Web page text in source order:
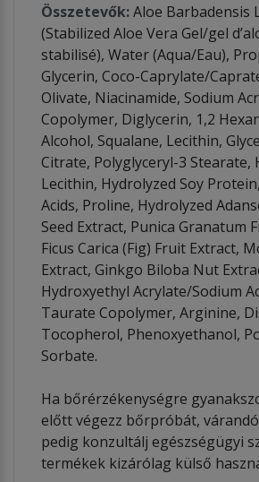
Összetevők:Aloe Barbadensis
(Stabilized Aloe Vera Gel/gel
stabilisé), Water (Aqua/Eau),
Glycerin, Coco-Caprylate/
Olivate, Niacinamide, Sodium
Copolymer, Diglycerin, 1,2
Alcohol, Squalane, Lecithin,
Citrate, Polyglyceryl-3 Stearate,
Lecithin, Hydrolyzed Soy
Acids, Proline, Hydrolyzed
Seed Extract, Punica Granatum
Ficus Carica (Fig) Fruit Extract,
Extract, Ginkgo Biloba Nut
Hydroxyethyl Acrylate/Sodium
Taurate Copolymer, Arginine,
Tocopherol, Phenoxyethanol,
Sorbate.
Ha bőrérzékenységre
előtt végezz bőrpróbát,
pedig konzultálj egészségügyi
termékek kizárólag külső